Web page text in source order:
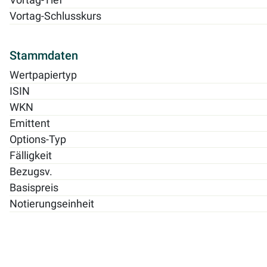
Vortag-Schlusskurs
Stammdaten
Wertpapiertyp
ISIN
WKN
Emittent
Options-Typ
Fälligkeit
Bezugsv.
Basispreis
Notierungseinheit